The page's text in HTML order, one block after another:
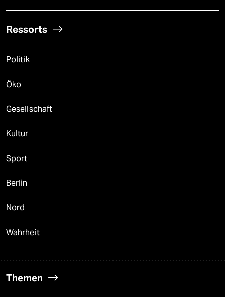
Ressorts
Politik
Öko
Gesellschaft
Kultur
Sport
Berlin
Nord
Wahrheit
Themen